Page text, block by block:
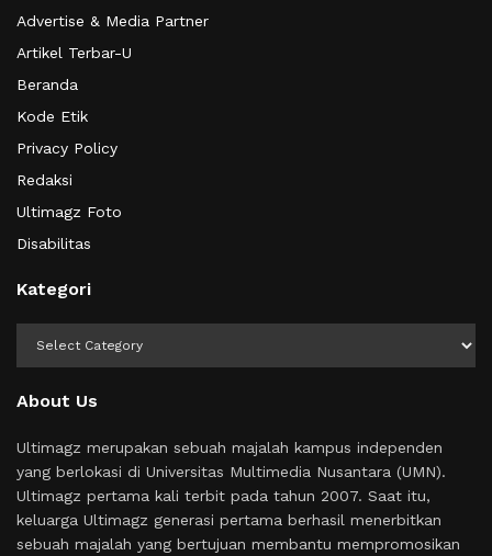
Advertise & Media Partner
Artikel Terbar-U
Beranda
Kode Etik
Privacy Policy
Redaksi
Ultimagz Foto
Disabilitas
Kategori
About Us
Ultimagz merupakan sebuah majalah kampus independen
yang berlokasi di Universitas Multimedia Nusantara (UMN).
Ultimagz pertama kali terbit pada tahun 2007. Saat itu,
keluarga Ultimagz generasi pertama berhasil menerbitkan
sebuah majalah yang bertujuan membantu mempromosikan